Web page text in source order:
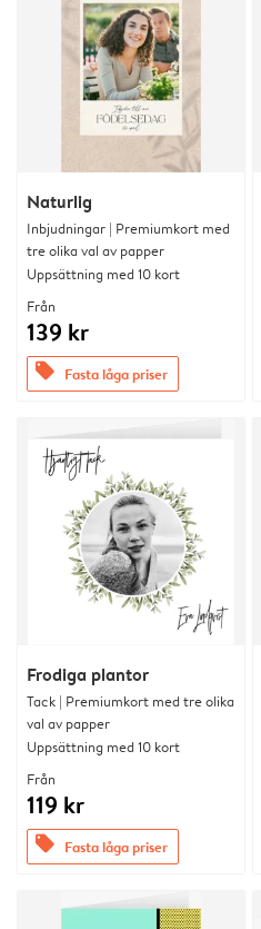
Naturlig
Inbjudningar | Premiumkort med
tre olika val av papper
Uppsättning med 10 kort
Från
139 kr
offers Fasta låga priser
Frodiga plantor
Tack | Premiumkort med tre olika
val av papper
Uppsättning med 10 kort
Från
119 kr
offers Fasta låga priser